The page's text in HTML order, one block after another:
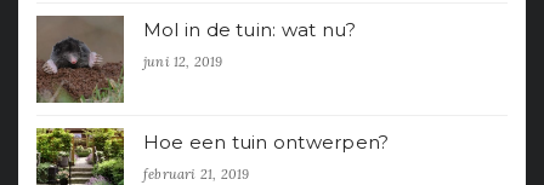
Mol in de tuin: wat nu?
juni 12, 2019
Hoe een tuin ontwerpen?
februari 21, 2019